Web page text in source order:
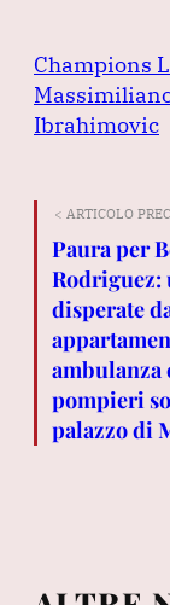
Champions
Ibrahimovic
< ARTICOLO
Paura per
Rodriguez:
disperate
ambulanza
pompieri
palazzo di